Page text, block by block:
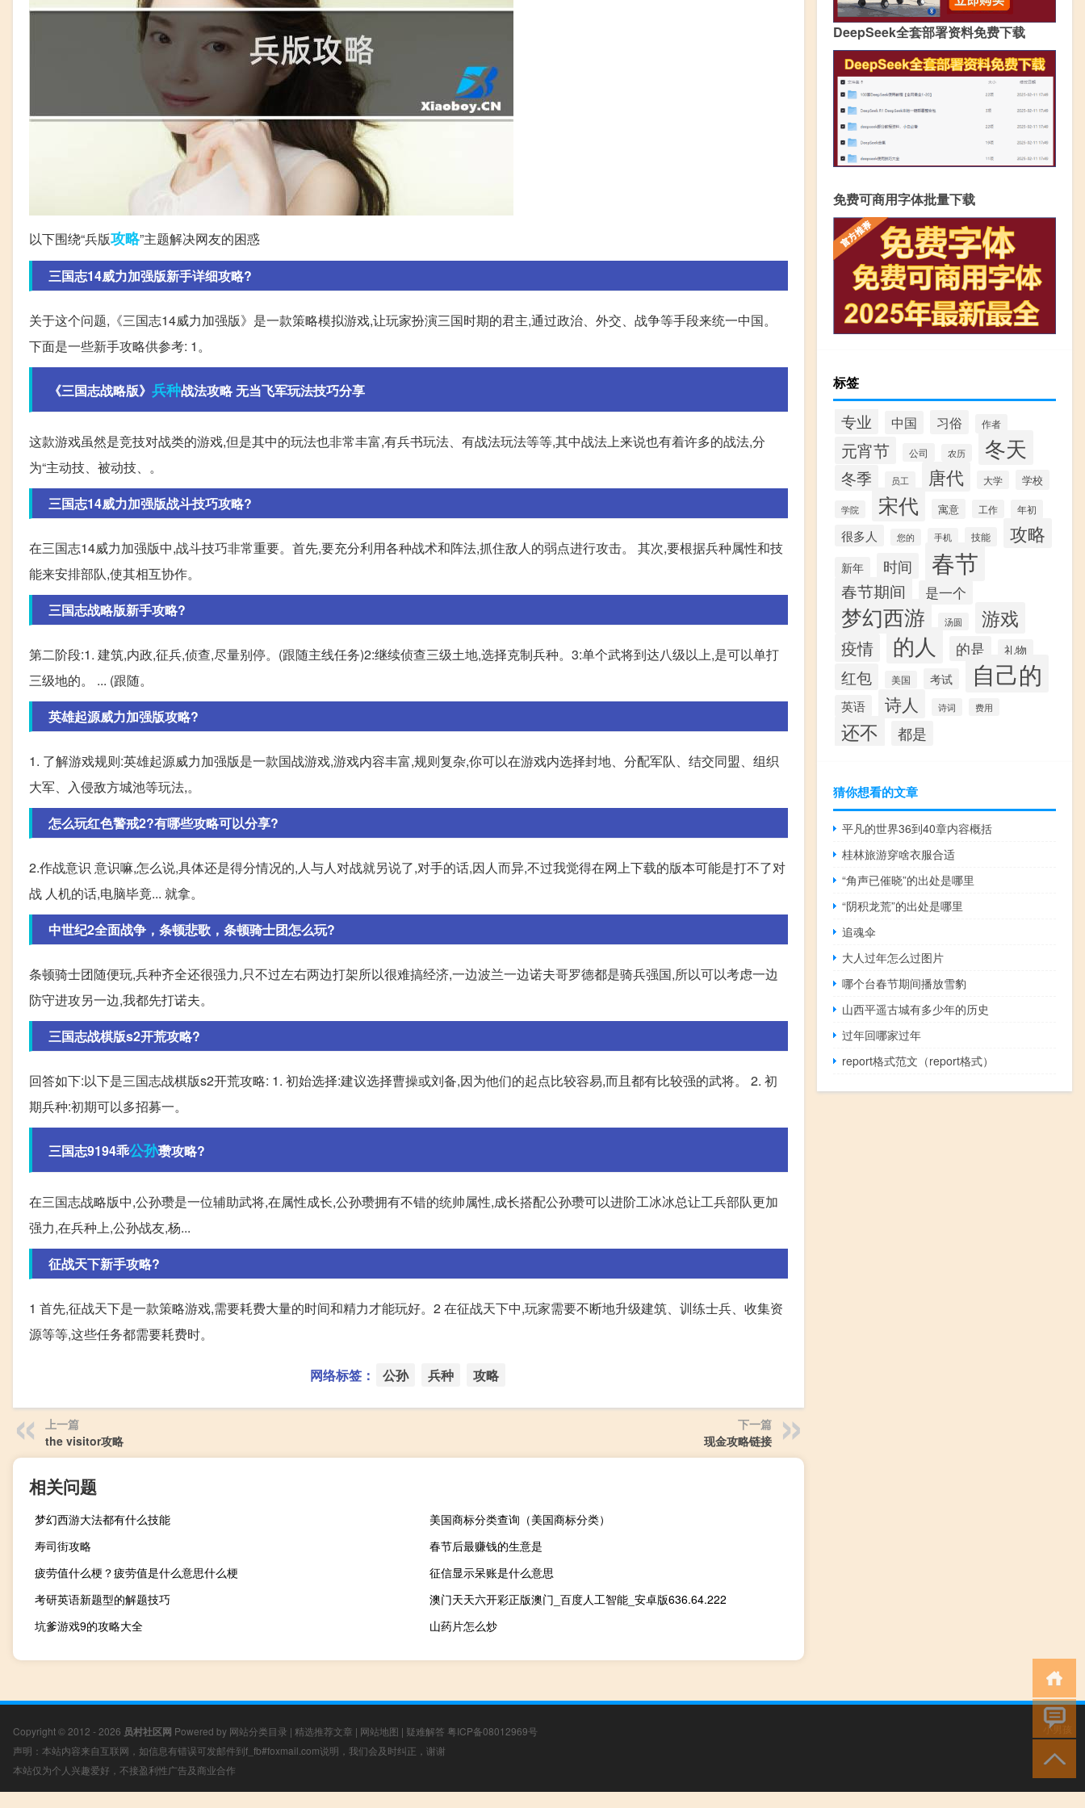
以下围绕“兵版攻略”主题解决网友的困惑
三国志14威力加强版新手详细攻略?
关于这个问题,《三国志14威力加强版》是一款策略模拟游戏,让玩家扮演三国时期的君主,通过政治、外交、战争等手段来统一中国。
下面是一些新手攻略供参考: 1。
《三国志战略版》 兵种战法攻略 无当飞军玩法技巧分享
这款游戏虽然是竞技对战类的游戏,但是其中的玩法也非常丰富,有兵书玩法、有战法玩法等等,其中战法上来说也有着许多的战法,分
为“主动技、被动技、。
三国志14威力加强版战斗技巧攻略?
在三国志14威力加强版中,战斗技巧非常重要。首先,要充分利用各种战术和阵法,抓住敌人的弱点进行攻击。 其次,要根据兵种属性和技
能来安排部队,使其相互协作。
三国志战略版新手攻略?
第二阶段:1. 建筑,内政,征兵,侦查,尽量别停。(跟随主线任务)2:继续侦查三级土地,选择克制兵种。3:单个武将到达八级以上,是可以单打
三级地的。 ... (跟随。
英雄起源威力加强版攻略?
1. 了解游戏规则:英雄起源威力加强版是一款国战游戏,游戏内容丰富,规则复杂,你可以在游戏内选择封地、分配军队、结交同盟、组织
大军、入侵敌方城池等玩法,。
怎么玩红色警戒2?有哪些攻略可以分享?
2.作战意识 意识嘛,怎么说,具体还是得分情况的,人与人对战就另说了,对手的话,因人而异,不过我觉得在网上下载的版本可能是打不了对
战 人机的话,电脑毕竟... 就拿。
中世纪2全面战争，条顿悲歌，条顿骑士团怎么玩?
条顿骑士团随便玩,兵种齐全还很强力,只不过左右两边打架所以很难搞经济,一边波兰一边诺夫哥罗德都是骑兵强国,所以可以考虑一边
防守进攻另一边,我都先打诺夫。
三国志战棋版s2开荒攻略?
回答如下:以下是三国志战棋版s2开荒攻略: 1. 初始选择:建议选择曹操或刘备,因为他们的起点比较容易,而且都有比较强的武将。 2. 初
期兵种:初期可以多招募一。
三国志9194乖公孙瓒攻略?
在三国志战略版中,公孙瓒是一位辅助武将,在属性成长,公孙瓒拥有不错的统帅属性,成长搭配公孙瓒可以进阶工冰冰总让工兵部队更加
强力,在兵种上,公孙战友,杨...
征战天下新手攻略?
1 首先,征战天下是一款策略游戏,需要耗费大量的时间和精力才能玩好。2 在征战天下中,玩家需要不断地升级建筑、训练士兵、收集资
源等等,这些任务都需要耗费时。
网络标签： 公孙 兵种 攻略
上一篇
the visitor攻略
下一篇
现金攻略链接
相关问题
梦幻西游大法都有什么技能
美国商标分类查询（美国商标分类）
寿司街攻略
春节后最赚钱的生意是
疲劳值什么梗？疲劳值是什么意思什么梗
征信显示呆账是什么意思
考研英语新题型的解题技巧
澳门天天六开彩正版澳门_百度人工智能_安卓版636.64.222
坑爹游戏9的攻略大全
山药片怎么炒
DeepSeek全套部署资料免费下载
免费可商用字体批量下载
标签
专业 中国 习俗 作者
元宵节 公司 农历 冬天
冬季 员工 唐代 大学 学校
学院 宋代 寓意 工作 年初
很多人 您的 手机 技能 攻略
新年 时间 春节
春节期间 是一个
梦幻西游 汤圆 游戏
疫情 的人 的是 礼物
红包 美国 考试 自己的
英语 诗人 诗词 费用
还不 都是
猜你想看的文章
平凡的世界36到40章内容概括
桂林旅游穿啥衣服合适
“角声已催晓”的出处是哪里
“阴积龙荒”的出处是哪里
追魂伞
大人过年怎么过图片
哪个台春节期间播放雪豹
山西平遥古城有多少年的历史
过年回哪家过年
report格式范文（report格式）
Copyright © 2012 - 2026 员村社区网 Powered by 网站分类目录 | 精选推荐文章 | 网站地图 | 疑难解答 粤ICP备08012969号
声明：本站内容来自互联网，如信息有错误可发邮件到f_fb#foxmail.com说明，我们会及时纠正，谢谢
本站仅为个人兴趣爱好，不接盈利性广告及商业合作
小男孩